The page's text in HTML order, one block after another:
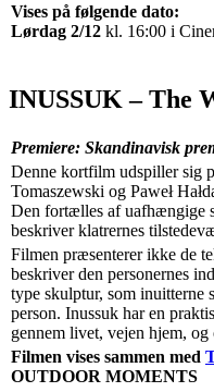
Vises på følgende dato:
Lørdag 2/12 kl. 16:00 i
INUSSUK – The
Premiere: Skandinavisk
Denne kortfilm udspiller sig
Tomaszewski og Paweł
Den fortælles af uafhængige
beskriver klatrernes
Filmen præsenterer ikke de
beskriver den personernes
type skulptur, som inuitterne
person. Inussuk har en
gennem livet, vejen hjem,
Filmen vises sammen med
OUTDOOR MOMENTS